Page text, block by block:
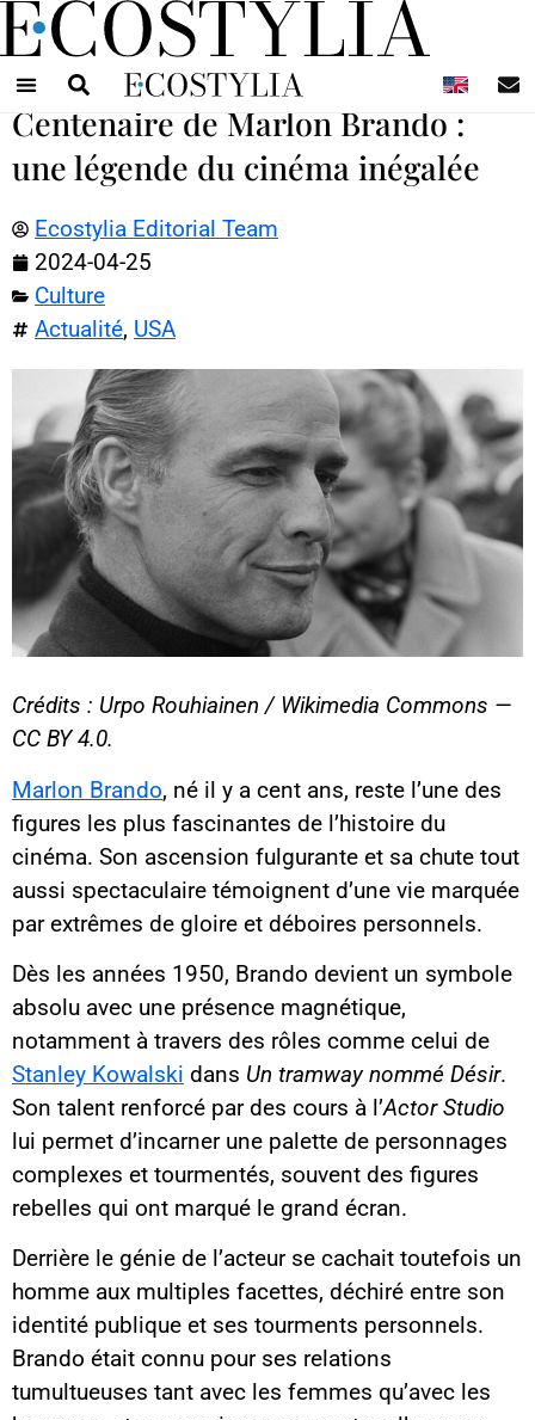
Centenaire de Marlon Brando :
une légende du cinéma inégalée
Ecostylia Editorial Team
2024-04-25
Culture
Actualité, USA
Crédits : Urpo Rouhiainen / Wikimedia Commons —
CC BY 4.0.
Marlon Brando, né il y a cent ans, reste l’une des
figures les plus fascinantes de l’histoire du
cinéma. Son ascension fulgurante et sa chute tout
aussi spectaculaire témoignent d’une vie marquée
par extrêmes de gloire et déboires personnels.
Dès les années 1950, Brando devient un symbole
absolu avec une présence magnétique,
notamment à travers des rôles comme celui de
Stanley Kowalski dans Un tramway nommé Désir.
Son talent renforcé par des cours à l’Actor Studio
lui permet d’incarner une palette de personnages
complexes et tourmentés, souvent des figures
rebelles qui ont marqué le grand écran.
Derrière le génie de l’acteur se cachait toutefois un
homme aux multiples facettes, déchiré entre son
identité publique et ses tourments personnels.
Brando était connu pour ses relations
tumultueuses tant avec les femmes qu’avec les